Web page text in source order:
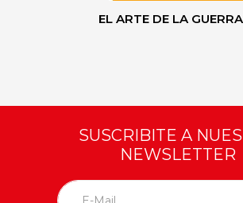
EL ARTE DE LA GUERRA
SUSCRIBITE A
NEWSLETTER